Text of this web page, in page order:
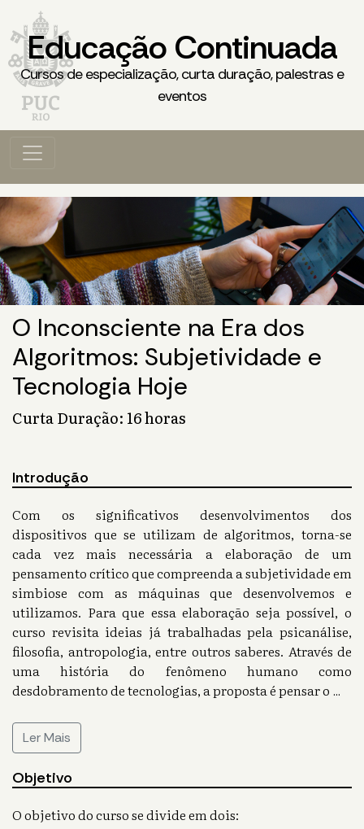
Educação Continuada
Cursos de especialização, curta duração, palestras e
eventos
O Inconsciente na Era dos
Algoritmos: Subjetividade e
Tecnologia Hoje
Curta Duração: 16 horas
Introdução
Com os significativos desenvolvimentos dos
dispositivos que se utilizam de algoritmos, torna-se
cada vez mais necessária a elaboração de um
pensamento crítico que compreenda a subjetividade em
simbiose com as máquinas que desenvolvemos e
utilizamos. Para que essa elaboração seja possível, o
curso revisita ideias já trabalhadas pela psicanálise,
filosofia, antropologia, entre outros saberes. Através de
uma história do fenômeno humano como
desdobramento de tecnologias, a proposta é pensar o ...
Ler Mais
Objetivo
O objetivo do curso se divide em dois: